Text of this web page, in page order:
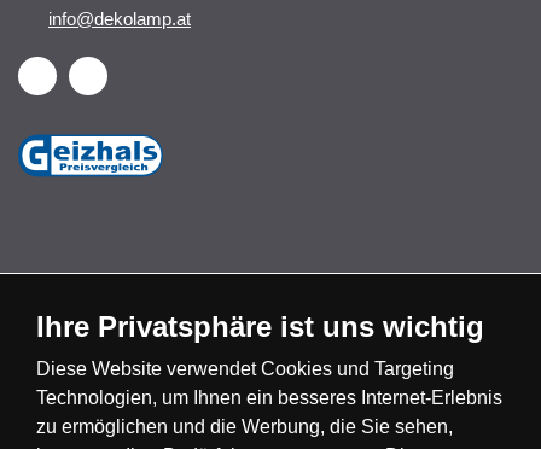
info@dekolamp.at
Česká republika Slovensko Deutschland
Magyarország Österreich België
Ihre Privatsphäre ist uns wichtig
Diese Website verwendet Cookies und Targeting
Technologien, um Ihnen ein besseres Internet-Erlebnis
zu ermöglichen und die Werbung, die Sie sehen,